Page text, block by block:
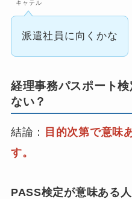
キャテル
派遣社員に向くかな
経理事務パスポート
ない？
結論：
目的次第で意味
す。
PASS検定が意味ある人